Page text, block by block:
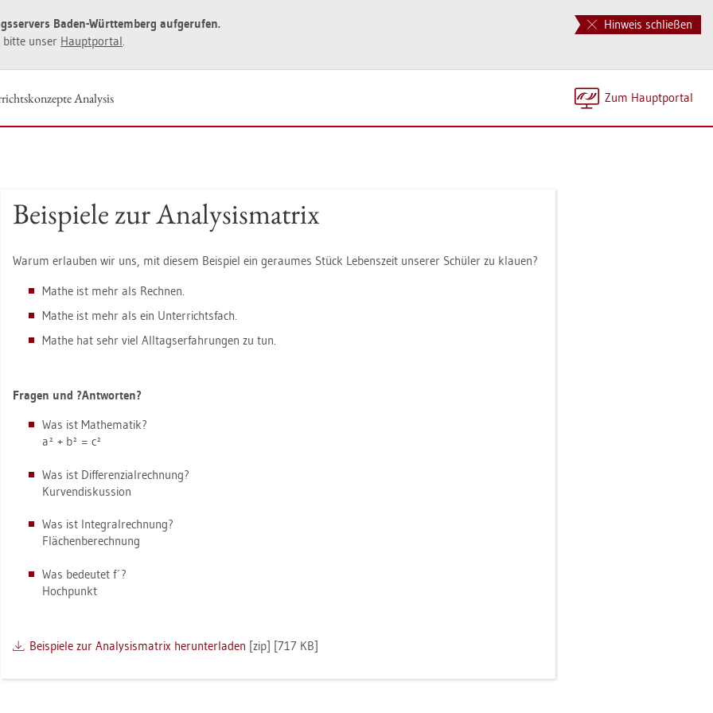
Hinweis schließen
Baden-Würt­tem­berg auf­ge­ru­fen.
bitte unser Haupt­por­tal.
Zum Haupt­por­tal
Ana­ly­sis
Bei­spie­le zur Ana­ly­sis­ma­trix
Warum er­lau­ben wir uns, mit die­sem Bei­spiel ein ge­rau­mes Stück Le­bens­zeit un­se­rer Schü­ler zu klau­en?
Mathe ist mehr als Rech­nen.
Mathe ist mehr als ein Un­ter­richts­fach.
Mathe hat sehr viel All­tags­er­fah­run­gen zu tun.
Fra­gen und ?Ant­wor­ten?
Was ist Ma­the­ma­tik?
a² + b² = c²
Was ist Dif­fe­ren­zi­al­rech­nung?
Kur­ven­dis­kus­si­on
Was ist In­te­gral­rech­nung?
Flä­chen­be­rech­nung
Was be­deu­tet f´?
Hoch­punkt
Bei­spie­le zur Ana­ly­sis­ma­trix her­un­ter­la­den [zip] [717 KB]